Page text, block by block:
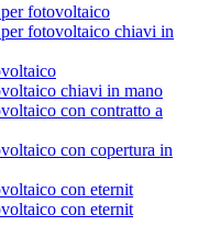
fotovoltaico
fotovoltaico chiavi in
chiavi in mano
con contratto a
con copertura in
con eternit
con eternit